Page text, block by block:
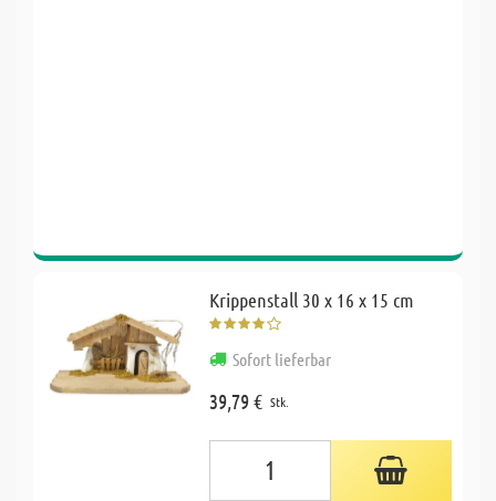
Krippenstall 30 x 16 x 15 cm
Sofort lieferbar
39,79 € Stk.